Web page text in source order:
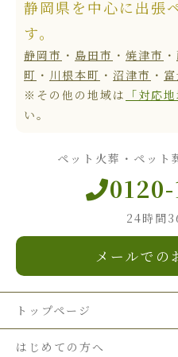
静岡県を中心に出張
す。
静岡市 ・ 島田市 ・ 焼津市 ・
町 ・ 川根本町 ・ 沼津市 ・
※その他の地域は 「対応
い。
ペット火葬・ペット
24時間
メールでの
トップページ
はじめての方へ